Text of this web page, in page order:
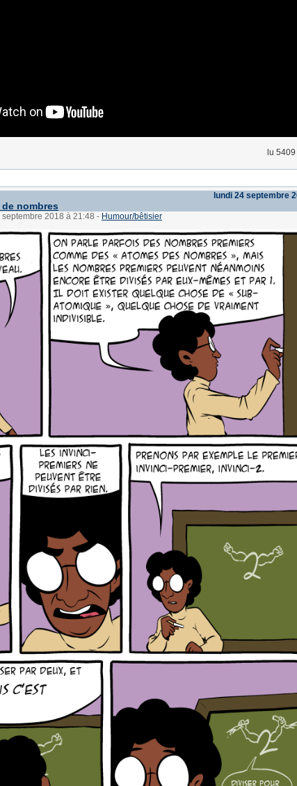
lu
lundi 24 septembre
nombres
2018 à 21:48 - Humour/bêtisier